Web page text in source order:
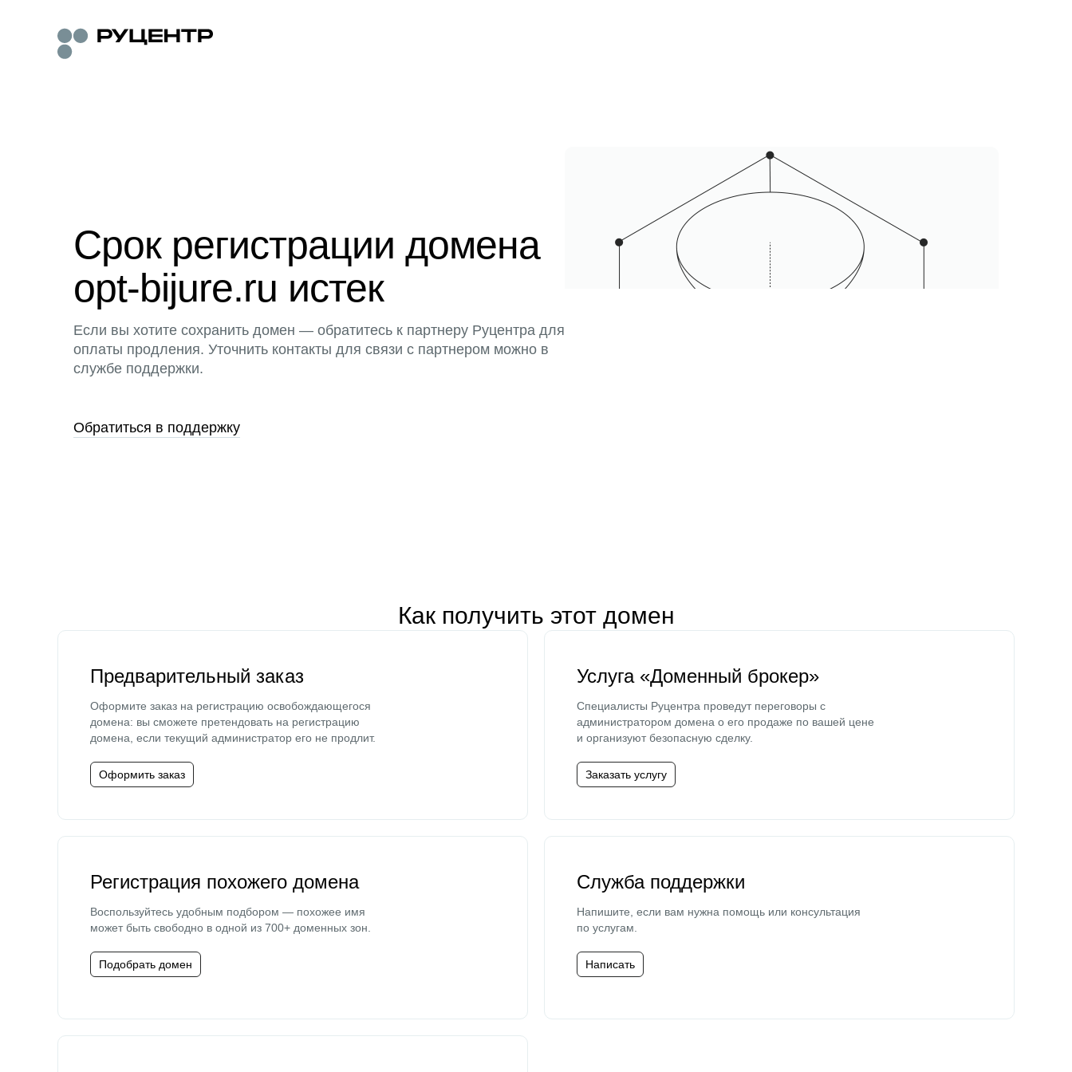
Срок регистрации домена
opt-bijure.ru истек
Если вы хотите сохранить домен — обратитесь к партнеру Руцентра для
оплаты продления. Уточнить контакты для связи с партнером можно в
службе поддержки.
Обратиться в поддержку
Как получить этот домен
Предварительный заказ
Оформите заказ на регистрацию освобождающегося
домена: вы сможете претендовать на регистрацию
домена, если текущий администратор его не продлит.
Оформить заказ
Услуга «Доменный брокер»
Специалисты Руцентра проведут переговоры с
администратором домена о его продаже по вашей цене
и организуют безопасную сделку.
Заказать услугу
Регистрация похожего домена
Воспользуйтесь удобным подбором — похожее имя
может быть свободно в одной из 700+ доменных зон.
Подобрать домен
Служба поддержки
Напишите, если вам нужна помощь или консультация
по услугам.
Написать